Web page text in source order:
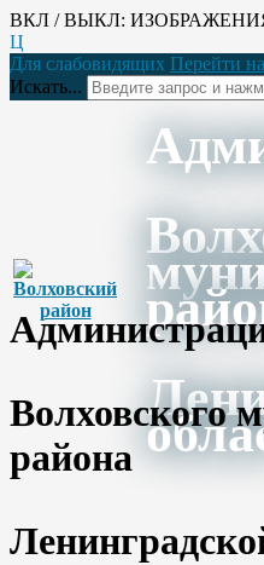
ВКЛ / ВЫКЛ:
Ц
Для слабовидящих Перейти
Искать...
Волховского
района